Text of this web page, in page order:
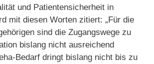
und Patientensicherheit in
mit diesen Worten zitiert: „Für die
sind die Zugangswege zu
bislang nicht ausreichend
Bedarf dringt bislang nicht bis zu